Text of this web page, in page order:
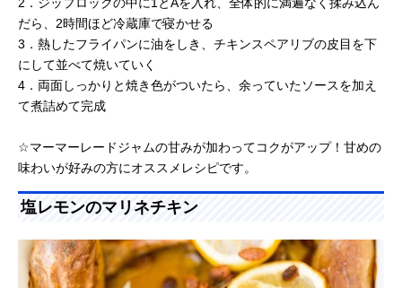
だら、2時間ほど冷蔵庫で寝かせる
3．熱したフライパンに油をしき、チキンスペアリブの皮目を下
にして並べて焼いていく
4．両面しっかりと焼き色がついたら、余っていたソースを加え
て煮詰めて完成
☆マーマーレードジャムの甘みが加わってコクがアップ！甘めの
味わいが好みの方にオススメレシピです。
塩レモンのマリネチキン